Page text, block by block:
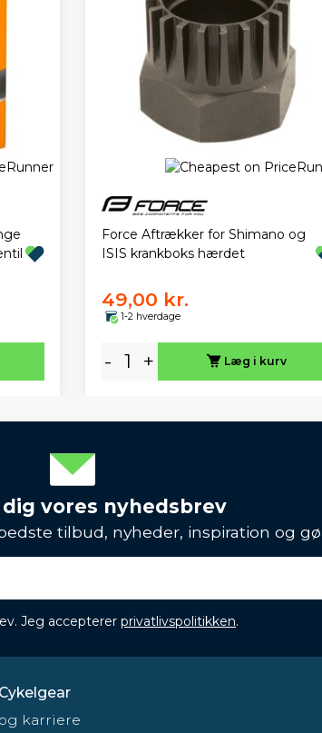
Force Aftrækker for Shimano og
ISIS krankboks hærdet
49,00 kr.
1-2 hverdage
- + Læg i kurv
vores nyhedsbrev
tilbud, nyheder, inspiration og
Jeg accepterer privatlivspolitikken.
karriere